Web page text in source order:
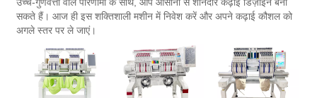
उच्च-गुणवत्ता वाले परिणामों के साथ, आप आसानी से शानदार कढ़ाई डिज़ाइन बना
सकते हैं। आज ही इस शक्तिशाली मशीन में निवेश करें और अपने कढ़ाई कौशल को
अगले स्तर पर ले जाएं।